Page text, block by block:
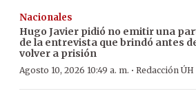
Nacionales
Hugo Javier pidió no emitir una
de la entrevista que brindó antes
volver a prisión
Agosto 10, 2026 10:49 a. m. · Redacción ÚH